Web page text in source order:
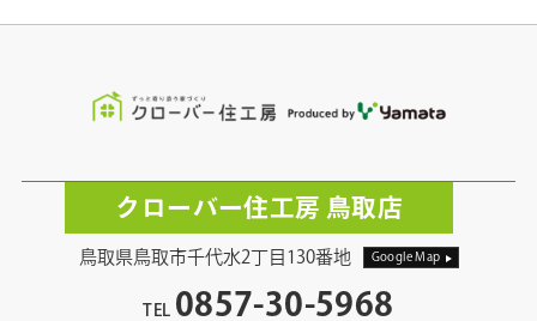
クローバー住工房 鳥取店
鳥取県鳥取市千代水2丁目130番地 Google Map
TEL 0857-30-5968